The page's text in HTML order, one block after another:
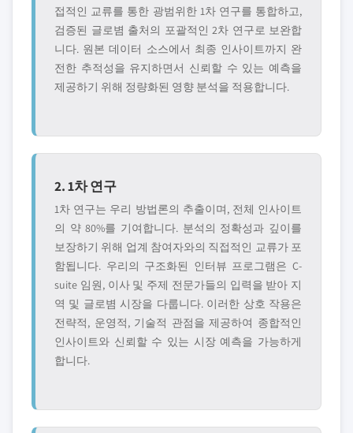
접적인 교류를 통한 광범위한 1차 연구를 통합하고,
검증된 글로볌 출처의 포괄적인 2차 연구로 보완합
니다. 원본 데이터 소스에서 최종 인사이트까지 완
전한 추적성을 유지하면서 신뢰할 수 있는 예측을
제공하기 위해 정량화된 영향 분석을 적용합니다.
2. 1차 연구
1차 연구는 우리 방법론의 추출이며, 전체 인사이트
의 약 80%를 기여합니다. 분석의 정확성과 깊이를
보장하기 위해 업계 참여자와의 직접적인 교류가 포
함됩니다. 우리의 구조화된 인터뷰 프로그램은 C-
suite 임원, 이사 및 주제 전문가들의 입력을 받아 지
역 및 글로볌 시장을 다룹니다. 이러한 상호 작용은
전략적, 운영적, 기술적 관점을 제공하여 종합적인
인사이트와 신뢰할 수 있는 시장 예측을 가능하게
합니다.